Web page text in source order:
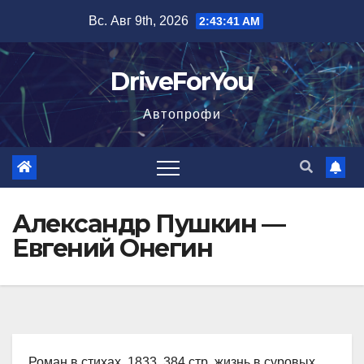
содержимому
Вс. Авг 9th, 2026 2:43:42 AM
DriveForYou
Автопрофи
Александр Пушкин —
Евгений Онегин